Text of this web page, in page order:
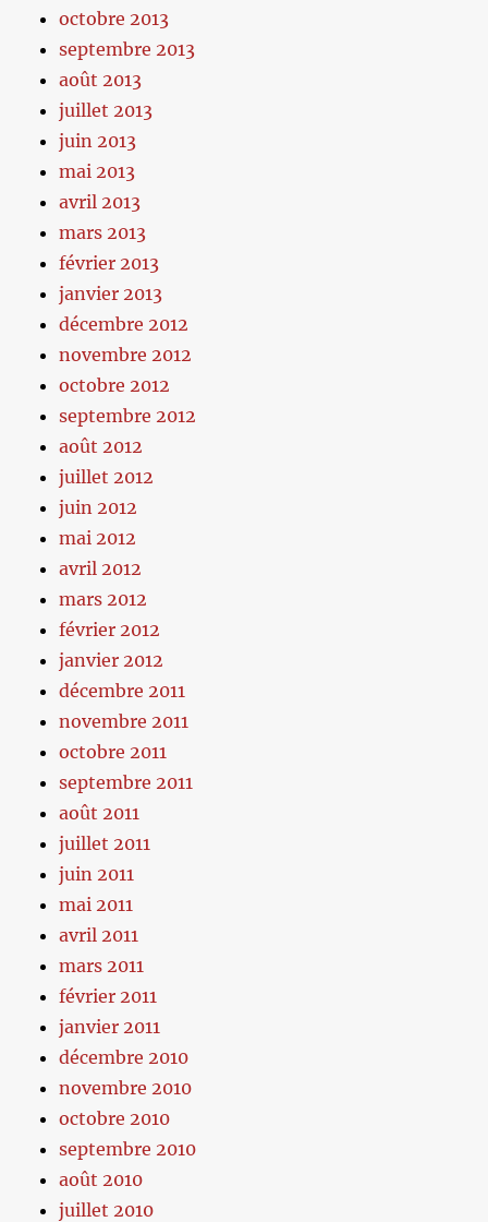
octobre 2013
septembre 2013
août 2013
juillet 2013
juin 2013
mai 2013
avril 2013
mars 2013
février 2013
janvier 2013
décembre 2012
novembre 2012
octobre 2012
septembre 2012
août 2012
juillet 2012
juin 2012
mai 2012
avril 2012
mars 2012
février 2012
janvier 2012
décembre 2011
novembre 2011
octobre 2011
septembre 2011
août 2011
juillet 2011
juin 2011
mai 2011
avril 2011
mars 2011
février 2011
janvier 2011
décembre 2010
novembre 2010
octobre 2010
septembre 2010
août 2010
juillet 2010